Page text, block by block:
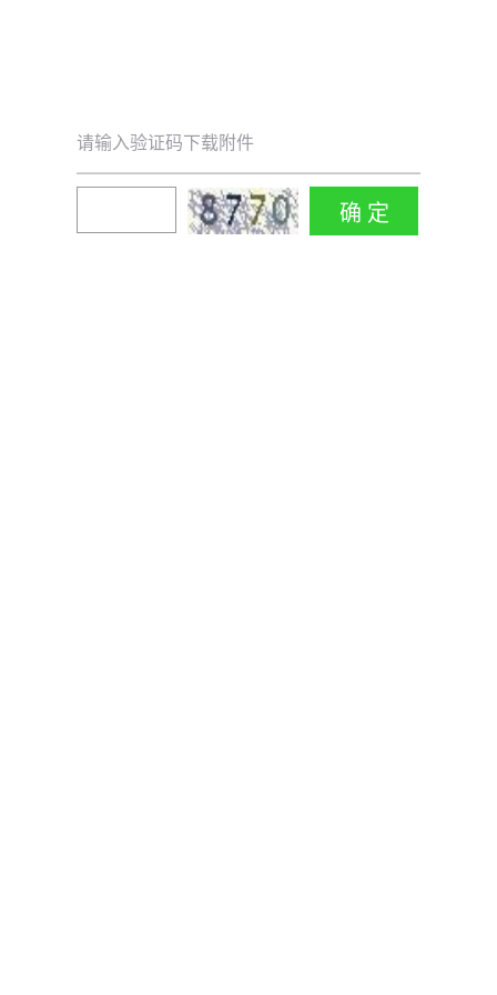
请输入验证码下载附件